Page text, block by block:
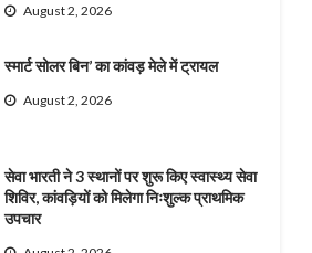
August 2, 2026
स्मार्ट सोलर बिन’ का कांवड़ मेले में ट्रायल
August 2, 2026
सेवा भारती ने 3 स्थानों पर शुरू किए स्वास्थ्य सेवा
शिविर, कांवड़ियों को मिलेगा निःशुल्क प्राथमिक
उपचार